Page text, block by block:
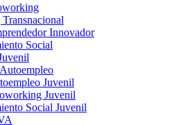
Innovador
Social
Juvenil
Juvenil
Social Juvenil